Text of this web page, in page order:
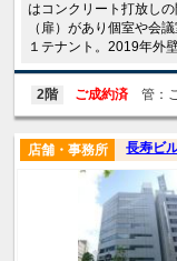
はコンクリート打放し
（扉）があり個室や会
１テナント。2019年外
2階 ご成約済 管：
長寿ビ
店舗・事務所